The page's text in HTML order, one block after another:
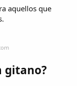
aquellos que
gitano?